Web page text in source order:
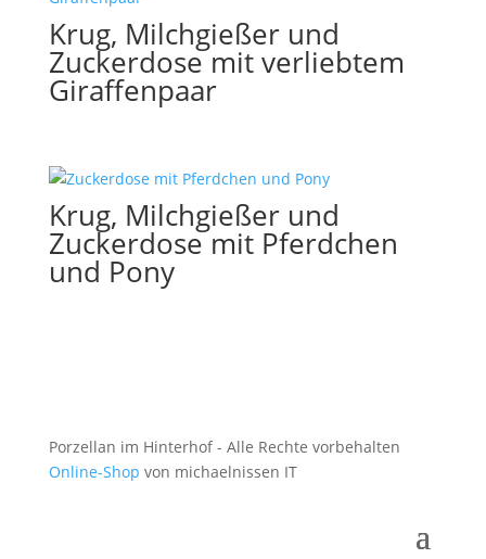
Krug, Milchgießer und
Zuckerdose mit verliebtem
Giraffenpaar
Krug, Milchgießer und
Zuckerdose mit Pferdchen
und Pony
Porzellan im Hinterhof - Alle Rechte vorbehalten
Online-Shop von michaelnissen IT